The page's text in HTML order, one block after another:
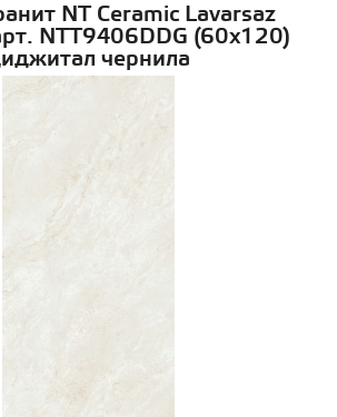
NT Ceramic Lavarsaz
NTT9406DDG (60x120)
чернила